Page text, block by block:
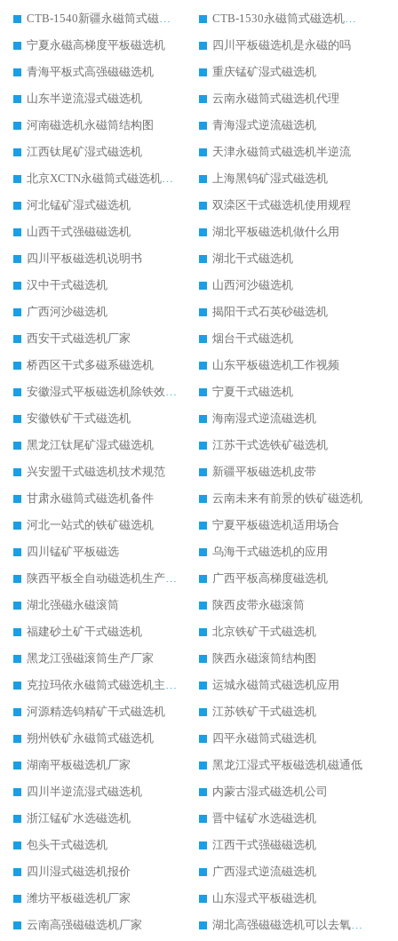
CTB-1540新疆永磁筒式磁选机
CTB-1530永磁筒式磁选机代理商
宁夏永磁高梯度平板磁选机
四川平板磁选机是永磁的吗
青海平板式高强磁磁选机
重庆锰矿湿式磁选机
山东半逆流湿式磁选机
云南永磁筒式磁选机代理
河南磁选机永磁筒结构图
青海湿式逆流磁选机
江西钛尾矿湿式磁选机
天津永磁筒式磁选机半逆流
北京XCTN永磁筒式磁选机磁块位置
上海黑钨矿湿式磁选机
河北锰矿湿式磁选机
双滦区干式磁选机使用规程
山西干式强磁磁选机
湖北平板磁选机做什么用
四川平板磁选机说明书
湖北干式磁选机
汉中干式磁选机
山西河沙磁选机
广西河沙磁选机
揭阳干式石英砂磁选机
西安干式磁选机厂家
烟台干式磁选机
桥西区干式多磁系磁选机
山东平板磁选机工作视频
安徽湿式平板磁选机除铁效果怎么样
宁夏干式磁选机
安徽铁矿干式磁选机
海南湿式逆流磁选机
黑龙江钛尾矿湿式磁选机
江苏干式选铁矿磁选机
兴安盟干式磁选机技术规范
新疆平板磁选机皮带
甘肃永磁筒式磁选机备件
云南未来有前景的铁矿磁选机
河北一站式的铁矿磁选机
宁夏平板磁选机适用场合
四川锰矿平板磁选
乌海干式磁选机的应用
陕西平板全自动磁选机生产厂家
广西平板高梯度磁选机
湖北强磁永磁滚筒
陕西皮带永磁滚筒
福建砂土矿干式磁选机
北京铁矿干式磁选机
黑龙江强磁滚筒生产厂家
陕西永磁滚筒结构图
克拉玛依永磁筒式磁选机主要技术参数
运城永磁筒式磁选机应用
河源精选钨精矿干式磁选机
江苏铁矿干式磁选机
朔州铁矿永磁筒式磁选机
四平永磁筒式磁选机
湖南平板磁选机厂家
黑龙江湿式平板磁选机磁通低
四川半逆流湿式磁选机
内蒙古湿式磁选机公司
浙江锰矿水选磁选机
晋中锰矿水选磁选机
包头干式磁选机
江西干式强磁磁选机
四川湿式磁选机报价
广西湿式逆流磁选机
潍坊平板磁选机厂家
山东湿式平板磁选机
云南高强磁磁选机厂家
湖北高强磁磁选机可以去氧化铝